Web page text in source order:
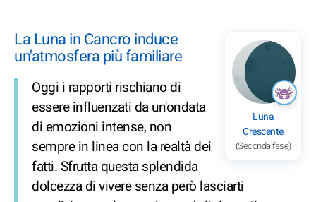
Luna
Crescente
(Seconda fase)
La Luna in Cancro induce
un'atmosfera più familiare
Oggi i rapporti rischiano di
essere influenzati da un'ondata
di emozioni intense, non
sempre in linea con la realtà dei
fatti. Sfrutta questa splendida
dolcezza di vivere senza però lasciarti